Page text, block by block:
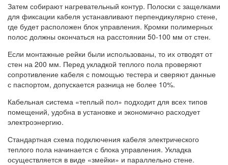
Затем собирают нагревательный контур. Полоски с защелками
для фиксации кабеля устанавливают перпендикулярно стене,
где будет расположен блок управления. Кромки полимерных
полос должны окончаться на расстоянии 50-100 мм от стен.
Если монтажные рейки были использованы, то их отводят от
стен на 200 мм. Перед укладкой теплого пола проверяют
сопротивление кабеля с помощью тестера и сверяют данные
с паспортом, допускается разница не более 10%.
Кабельная система «теплый пол» подходит для всех типов
помещений, удобна в установке и экономично расходует
электроэнергию.
Стандартная схема подключения кабеля электрического
теплого пола начинается с блока управления. Укладка
осуществляется в виде «змейки» и параллельно стене.